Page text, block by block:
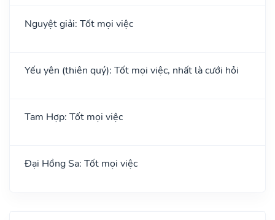
Nguyệt giải: Tốt mọi việc
Yếu yên (thiên quý): Tốt mọi việc, nhất là cưới hỏi
Tam Hợp: Tốt mọi việc
Đại Hồng Sa: Tốt mọi việc